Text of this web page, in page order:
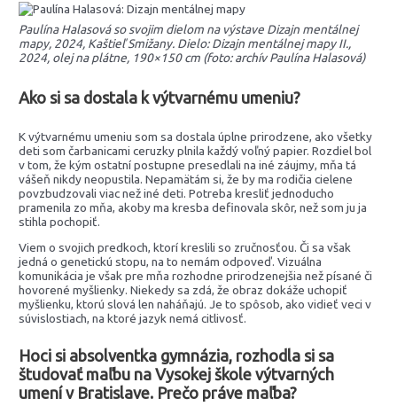
Paulína Halasová so svojim dielom na výstave Dizajn mentálnej
mapy, 2024, Kaštieľ Smižany. Dielo: Dizajn mentálnej mapy II.,
2024, olej na plátne, 190×150 cm (foto: archív Paulína Halasová)
Ako si sa dostala k výtvarnému umeniu?
K výtvarnému umeniu som sa dostala úplne prirodzene, ako všetky
deti som čarbanicami ceruzky plnila každý voľný papier. Rozdiel bol
v tom, že kým ostatní postupne presedlali na iné záujmy, mňa tá
vášeň nikdy neopustila. Nepamätám si, že by ma rodičia cielene
povzbudzovali viac než iné deti. Potreba kresliť jednoducho
pramenila zo mňa, akoby ma kresba definovala skôr, než som ju ja
stihla pochopiť.
Viem o svojich predkoch, ktorí kreslili so zručnosťou. Či sa však
jedná o genetickú stopu, na to nemám odpoveď. Vizuálna
komunikácia je však pre mňa rozhodne prirodzenejšia než písané či
hovorené myšlienky. Niekedy sa zdá, že obraz dokáže uchopiť
myšlienku, ktorú slová len naháňajú. Je to spôsob, ako vidieť veci v
súvislostiach, na ktoré jazyk nemá citlivosť.
Hoci si absolventka gymnázia, rozhodla si sa
študovať maľbu na Vysokej škole výtvarných
umení v Bratislave. Prečo práve maľba?